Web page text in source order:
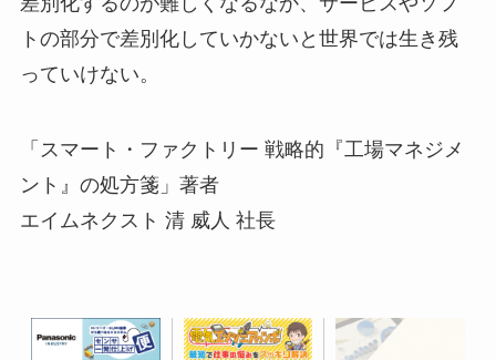
トの部分で差別化していかないと世界では生き残
っていけない。
「スマート・ファクトリー 戦略的『工場マネジメ
ント』の処方箋」著者
エイムネクスト 清 威人 社長